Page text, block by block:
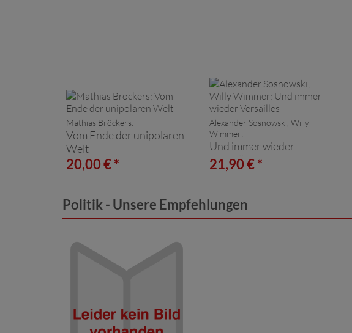
Mathias Bröckers:
Vom Ende der unipolaren
Welt
20,00 € *
Alexander Sosnowski, Willy
Wimmer:
Und immer wieder
Versailles
21,90 € *
Politik - Unsere Empfehlungen